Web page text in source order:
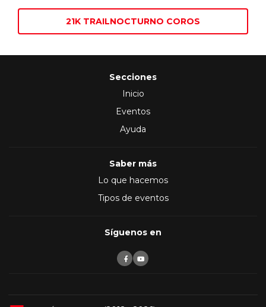
21K TRAILNOCTURNO COROS
Secciones
Inicio
Eventos
Ayuda
Saber más
Lo que hacemos
Tipos de eventos
Síguenos en